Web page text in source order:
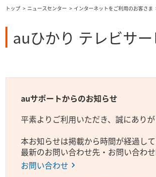
トップ ニュースセンター インターネットをご利用のお客さま
auひかり テレビサ
auサポートからのお知らせ
平素よりご利用いただき、誠にありが
本お知らせは掲載から時間が経過して
最新のお問い合わせ先・お問い合わ
お問い合わせ